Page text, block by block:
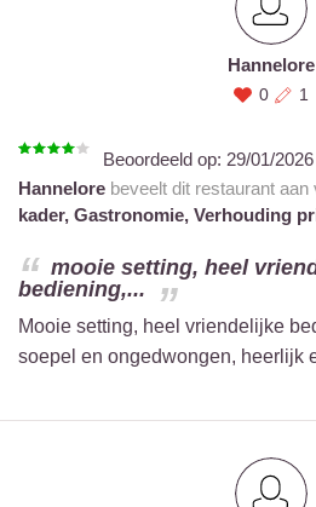
Hannelore
0 1
Beoordeeld op: 29/01/2026
Hannelore beveelt dit restaurant aan
kader, Gastronomie, Verhouding
mooie setting, heel
bediening,...
Mooie setting, heel vriendelijke
soepel en ongedwongen, heerlijk